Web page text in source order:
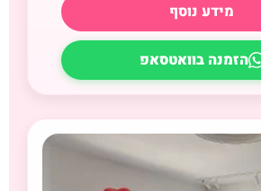
מידע נוסף
הזמנה בוואטסאפ